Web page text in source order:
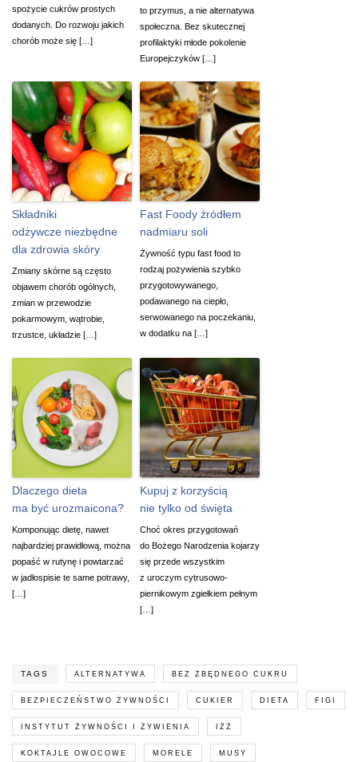
spożycie cukrów prostych
dodanych. Do rozwoju jakich
chorób może się […]
to przymus, a nie alternatywa
społeczna. Bez skutecznej
profilaktyki młode pokolenie
Europejczyków […]
Składniki
odżywcze niezbędne
dla zdrowia skóry
Zmiany skórne są często
objawem chorób ogólnych,
zmian w przewodzie
pokarmowym, wątrobie,
trzustce, układzie […]
Fast Foody źródłem
nadmiaru soli
Żywność typu fast food to
rodzaj pożywienia szybko
przygotowywanego,
podawanego na ciepło,
serwowanego na poczekaniu,
w dodatku na […]
Dlaczego dieta
ma być urozmaicona?
Komponując dietę, nawet
najbardziej prawidłową, można
popaść w rutynę i powtarzać
w jadłospisie te same potrawy,
[…]
Kupuj z korzyścią
nie tylko od święta
Choć okres przygotowań
do Bożego Narodzenia kojarzy
się przede wszystkim
z uroczym cytrusowo-
piernikowym zgiełkiem pełnym
[…]
TAGS ALTERNATYWA BEZ ZBĘDNEGO CUKRU
BEZPIECZEŃSTWO ŻYWNOŚCI CUKIER DIETA FIGI
INSTYTUT ŻYWNOŚCI I ŻYWIENIA IŻŻ
KOKTAJLE OWOCOWE MORELE MUSY